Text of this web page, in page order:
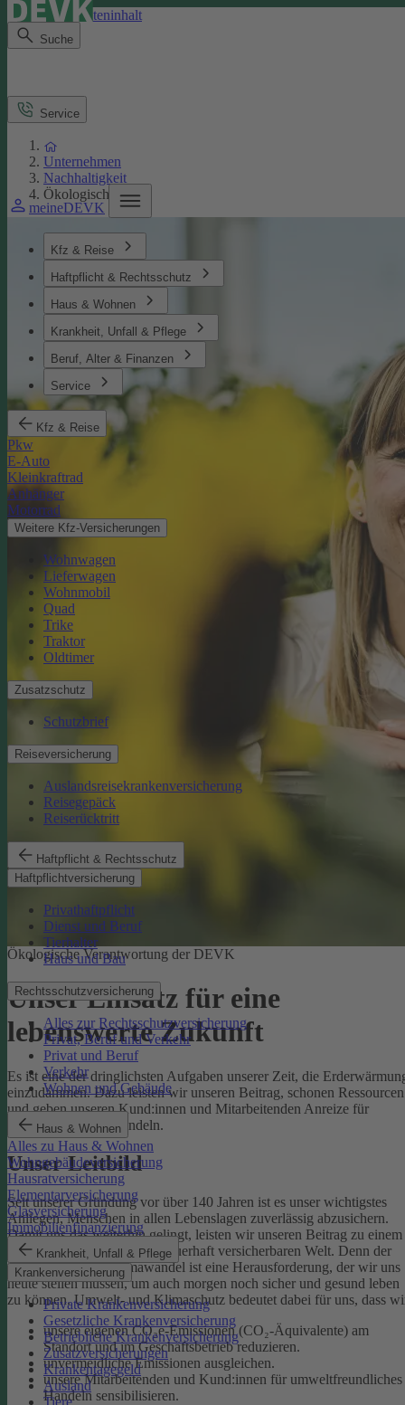
Direkt zum Seiteninhalt
Suche
meineDEVK
Kfz & Reise
Haftpflicht & Rechtsschutz
Haus & Wohnen
Krankheit, Unfall & Pflege
Beruf, Alter & Finanzen
Service
Kfz & Reise
Pkw
E-Auto
Kleinkraftrad
Anhänger
Motorrad
Weitere Kfz-Versicherungen
Wohnwagen
Lieferwagen
Wohnmobil
Quad
Trike
Traktor
Oldtimer
Zusatzschutz
Schutzbrief
Reiseversicherung
Auslandsreisekrankenversicherung
Reisegepäck
Reiserücktritt
Haftpflicht & Rechtsschutz
Haftpflichtversicherung
Privathaftpflicht
Dienst und Beruf
Tierhalter
Haus und Bau
Rechtsschutzversicherung
Alles zur Rechtsschutzversicherung
Privat, Beruf und Verkehr
Privat und Beruf
Verkehr
Wohnen und Gebäude
Haus & Wohnen
Alles zu Haus & Wohnen
Wohngebäudeversicherung
Hausratversicherung
Elementarversicherung
Glasversicherung
Immobilienfinanzierung
Krankheit, Unfall & Pflege
Krankenversicherung
Private Krankenversicherung
Gesetzliche Krankenversicherung
Betriebliche Krankenversicherung
Zusatzversicherungen
Krankentagegeld
Ausland
Tiere
Service
Unternehmen
Nachhaltigkeit
Ökologisches
Ökologische Verantwortung der DEVK
Unser Einsatz für eine
lebenswerte Zukunft
Es ist eine der dringlichsten Aufgaben unserer Zeit, die
einzudämmen. Dazu leisten wir unseren Beitrag, schonen Ressourcen
und geben unseren Kund:innen und Mitarbeitenden Anreize für
umweltbewusstes Handeln.
Unser Leitbild
Seit unserer Gründung vor über 140 Jahren ist es unser wichtigstes
Anliegen, Menschen in allen Lebenslagen zuverlässig abzusichern.
Damit uns das weiterhin gelingt, leisten wir unseren Beitrag zu einem
gesunden Klima und einer dauerhaft versicherbaren Welt. Denn der
menschgemachte Klimawandel ist eine Herausforderung, der wir uns
heute stellen müssen, um auch morgen noch sicher und gesund leben
zu können.Umwelt- und Klimaschutz bedeutet dabei für uns, dass
unsere eigenen CO₂e-Emissionen (CO₂-Äquivalente) am
Standort und im Geschäftsbetrieb reduzieren.
unvermeidliche Emissionen ausgleichen.
unsere Mitarbeitenden und Kund:innen für umweltfreundliches
Handeln sensibilisieren.